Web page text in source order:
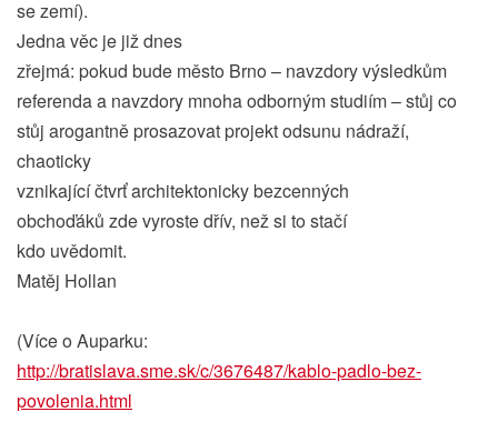
se zemí).
Jedna věc je již dnes
zřejmá: pokud bude město Brno – navzdory výsledkům
referenda a navzdory mnoha odborným studiím – stůj co
stůj arogantně prosazovat projekt odsunu nádraží,
chaoticky
vznikající čtvrť architektonicky bezcenných
obchoďáků zde vyroste dřív, než si to stačí
kdo uvědomit.
Matěj Hollan
(Více o Auparku:
http://bratislava.sme.sk/c/3676487/kablo-padlo-bez-
povolenia.html